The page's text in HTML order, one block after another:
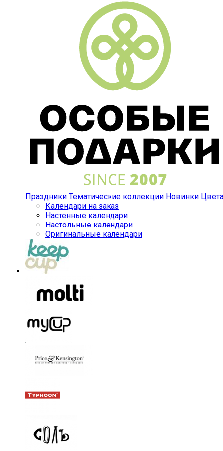
Праздники Тематические коллекции Новинки Цвета
Календари на заказ
Настенные календари
Настольные календари
Оригинальные календари